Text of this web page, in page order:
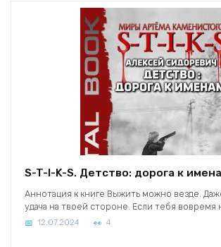
S-T-I-K-S. Детство: дорога к
Аннотация к книге Выжить можно везде.
удача на твоей стороне. Если тебя вовремя
12.07.2024 4